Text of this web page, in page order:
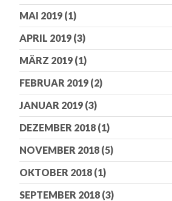
MAI 2019 (1)
APRIL 2019 (3)
MÄRZ 2019 (1)
FEBRUAR 2019 (2)
JANUAR 2019 (3)
DEZEMBER 2018 (1)
NOVEMBER 2018 (5)
OKTOBER 2018 (1)
SEPTEMBER 2018 (3)